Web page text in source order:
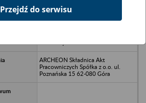
ZPChr BOSSSPORT s. c. Tomasz,
ARCHEON Składnica Akt
Pracowniczych Spółka z o.o. ul.
Poznańska 15 62-080 Góra
Przejdź do serwisu